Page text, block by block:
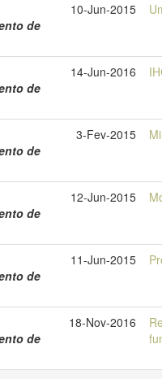
de
10-Jun-2015
de
14-Jun-2016
de
3-Fev-2015
de
12-Jun-2015
de
11-Jun-2015
de
18-Nov-2016